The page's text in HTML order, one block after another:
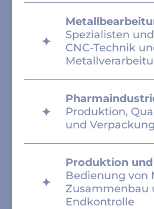
Spezialisten
CNC-Technik
Produktion,
und Verpackung
Produktion
Bedienung von
Zusammenbau
Endkontrolle